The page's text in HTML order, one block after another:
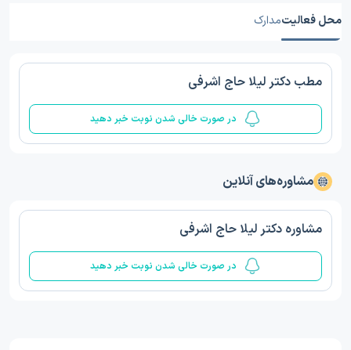
محل فعالیتمدارک
مطب دکتر لیلا حاج اشرفی
در صورت خالی شدن نوبت خبر دهید
مشاوره‌های آنلاین
مشاوره دکتر لیلا حاج اشرفی
در صورت خالی شدن نوبت خبر دهید